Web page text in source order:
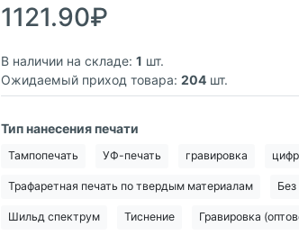
1121.90₽
В наличии на складе: 1 шт.
Ожидаемый приход товара: 204 шт.
Тип нанесения печати
Тампопечать УФ-печать гравировка
Трафаретная печать по твердым материалам Без
Шильд спектрум Тиснение Гравировка